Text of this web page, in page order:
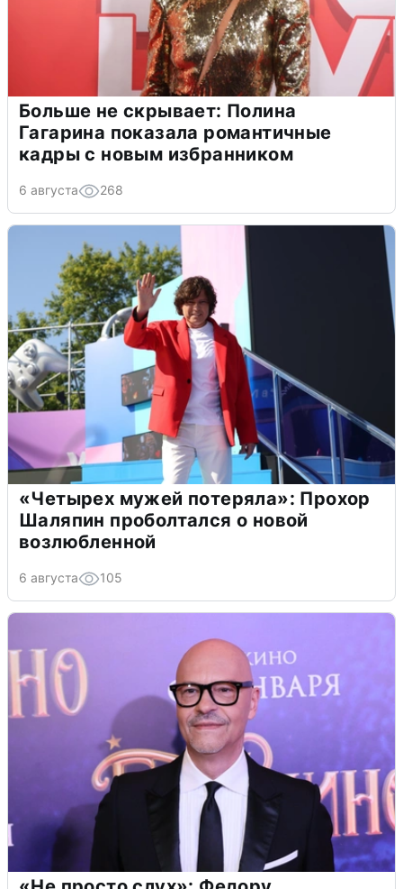
Больше не скрывает: Полина
Гагарина показала романтичные
кадры с новым избранником
6 августа 268
«Четырех мужей потеряла»: Прохор
Шаляпин проболтался о новой
возлюбленной
6 августа 105